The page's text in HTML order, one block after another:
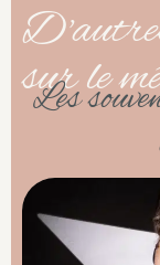
sur le
Les